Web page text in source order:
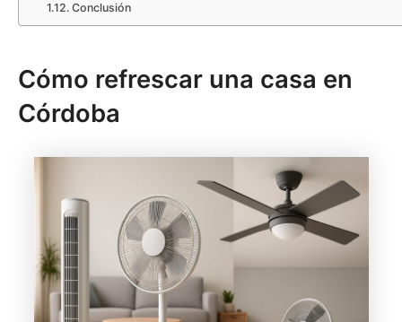
Conclusión
Cómo refrescar una casa en
Córdoba